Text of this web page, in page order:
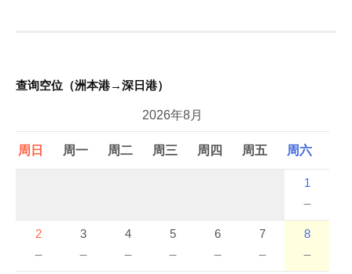
查询空位（洲本港→深日港）
2026年8月
周日 周一 周二 周三 周四 周五 周六
1
－
2
－
3
－
4
－
5
－
6
－
7
－
8
－